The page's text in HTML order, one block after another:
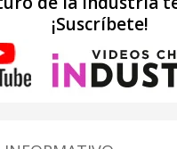
¡Suscríbete!